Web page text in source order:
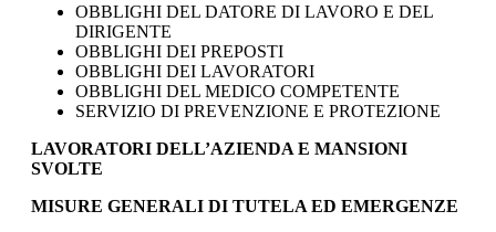
OBBLIGHI DEL DATORE DI LAVORO E DEL
DIRIGENTE
OBBLIGHI DEI PREPOSTI
OBBLIGHI DEI LAVORATORI
OBBLIGHI DEL MEDICO COMPETENTE
SERVIZIO DI PREVENZIONE E PROTEZIONE
LAVORATORI DELL’AZIENDA E MANSIONI
SVOLTE
MISURE GENERALI DI TUTELA ED EMERGENZE